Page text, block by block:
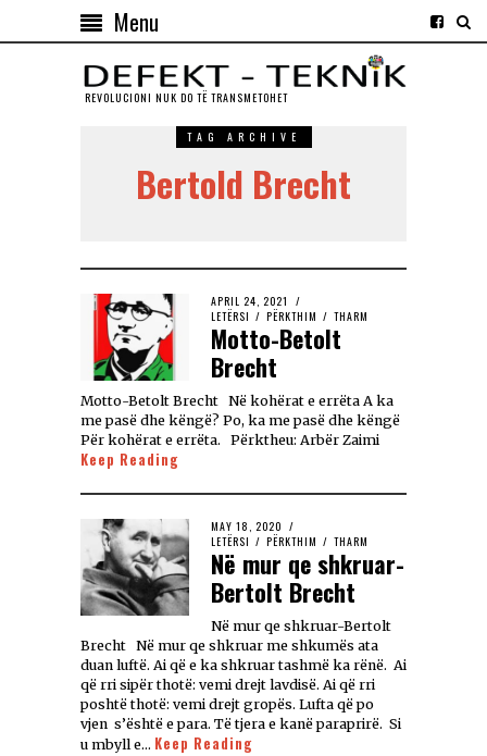
Menu
REVOLUCIONI NUK DO TЁ TRANSMETOHET
TAG ARCHIVE
Bertold Brecht
APRIL 24, 2021
LETËRSI / PËRKTHIM / THARM
Motto-Betolt
Brecht
Motto-Betolt Brecht Në kohërat e errëta A ka
me pasë dhe këngë? Po, ka me pasë dhe këngë
Për kohërat e errëta. Përktheu: Arbër Zaimi
Keep Reading
MAY 18, 2020
LETËRSI / PËRKTHIM / THARM
Në mur qe shkruar-
Bertolt Brecht
Në mur qe shkruar-Bertolt
Brecht Në mur qe shkruar me shkumës ata
duan luftë. Ai që e ka shkruar tashmë ka rënë. Ai
që rri sipër thotë: vemi drejt lavdisë. Ai që rri
poshtë thotë: vemi drejt gropës. Lufta që po
vjen s’është e para. Të tjera e kanë paraprirë. Si
u mbyll e… Keep Reading